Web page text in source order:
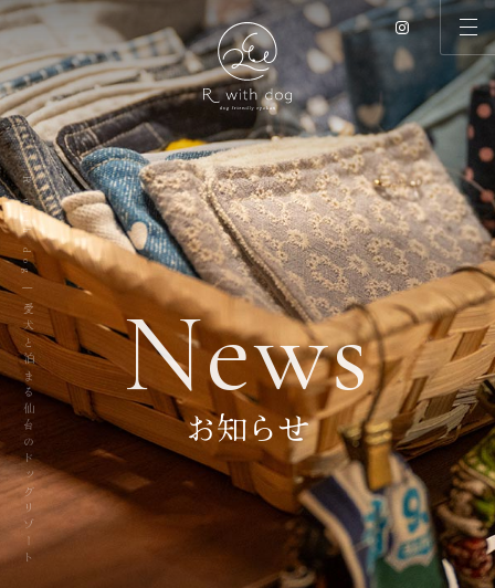
R with dog | 愛犬と泊まる仙台のドッグリゾート News
お知らせ